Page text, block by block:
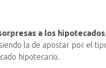
a los hipotecados
la de apostar por el
hipotecario.